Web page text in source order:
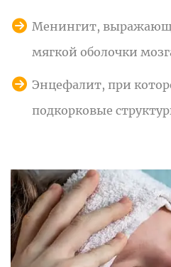
Менингит,
мягкой оболочки
Энцефалит, при
подкорковые